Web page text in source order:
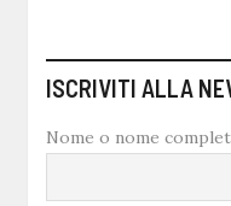
ISCRIVITI ALLA
Nome o nome